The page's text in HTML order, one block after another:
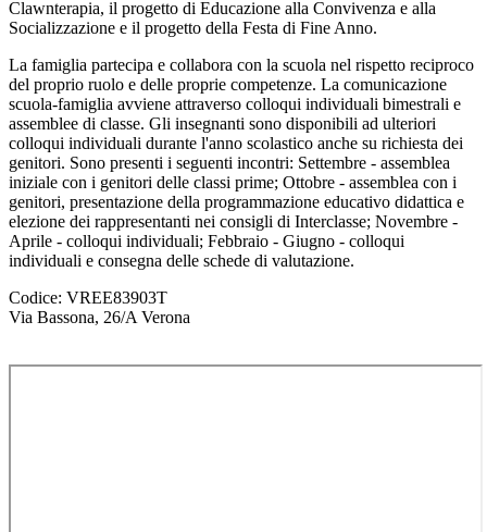
Clawnterapia, il progetto di Educazione alla Convivenza e alla
Socializzazione e il progetto della Festa di Fine Anno.
La famiglia partecipa e collabora con la scuola nel rispetto reciproco
del proprio ruolo e delle proprie competenze. La comunicazione
scuola-famiglia avviene attraverso colloqui individuali bimestrali e
assemblee di classe. Gli insegnanti sono disponibili ad ulteriori
colloqui individuali durante l'anno scolastico anche su richiesta dei
genitori. Sono presenti i seguenti incontri: Settembre - assemblea
iniziale con i genitori delle classi prime; Ottobre - assemblea con i
genitori, presentazione della programmazione educativo didattica e
elezione dei rappresentanti nei consigli di Interclasse; Novembre -
Aprile - colloqui individuali; Febbraio - Giugno - colloqui
individuali e consegna delle schede di valutazione.
Codice: VREE83903T
Via Bassona, 26/A Verona